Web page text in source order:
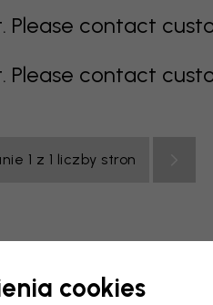
contact
contact
1 z 1 liczby stron
pomarańczowy różowy
cookies